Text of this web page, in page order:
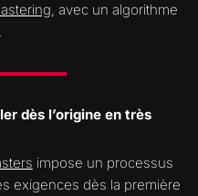
, avec un algorithme
dès l’origine en très
impose un processus
exigences dès la première